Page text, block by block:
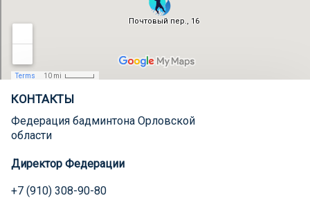
КОНТАКТЫ
Федерация бадминтона Орловской
области
Директор Федерации
+7 (910) 308-90-80